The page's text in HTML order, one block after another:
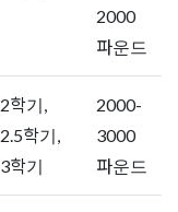
2000
파운드
2학기,
2.5학기,
3학기
2000-
3000
파운드